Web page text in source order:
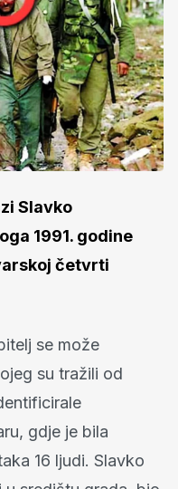
Slavko
1991. godine
četvrti
se može
su tražili od
gdje je bila
16 ljudi. Slavko